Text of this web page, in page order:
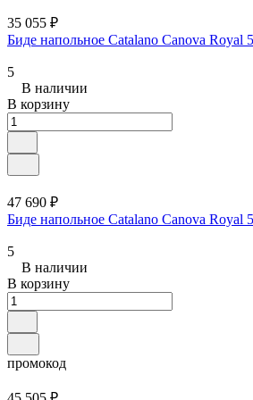
35 055 ₽
Биде напольное Catalano Canova Royal
5
В наличии
В корзину
47 690 ₽
Биде напольное Catalano Canova Royal
5
В наличии
В корзину
промокод